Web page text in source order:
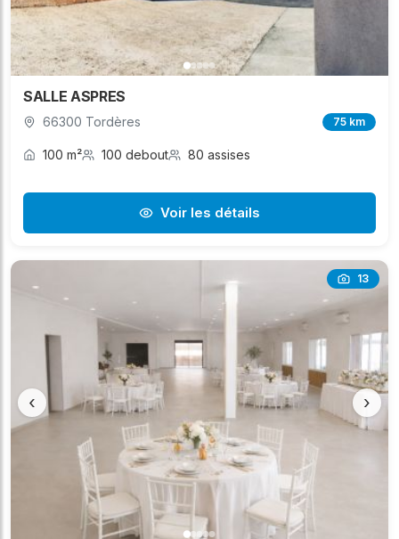
SALLE ASPRES
66300 Tordères 75 km
100 m² 100 debout 80 assises
Voir les détails
13
‹ ›